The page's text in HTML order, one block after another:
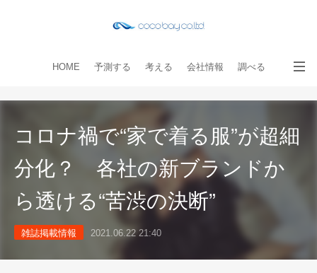
HOME 予測する 考える 会社情報 調べる
出版物
コロナ禍で“家で着る服”が超細
分化？ 各社の新ブランドか
ら透ける“苦渋の決断”
雑誌掲載情報 2021.06.22 21:40